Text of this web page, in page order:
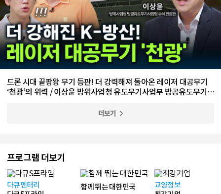
드론 시대 끝팡왕 무기 등판! 더 강력해져 돌아온 레이저 대공무기
‘천광’의 위력 / 이상윤 방위사업청 유도무기사업부 방공유도무기사
더보기
프로그램 더보기
다큐멘터리
함께 뛰는 대한민국
교양정보